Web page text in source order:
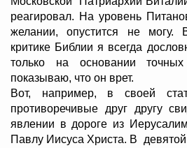
реагировал. На уровень
желании, опустится не могу.
критике Библии я всегда
только на основании
показываю, что он врет.
Вот, например, в своей
противоречивые друг другу
явлении в дороге из
Павлу Иисуса Христа. В